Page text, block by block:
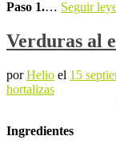
Paso 1.… Seguir
Verduras al
porHelio el 15
hortalizas
Ingredientes